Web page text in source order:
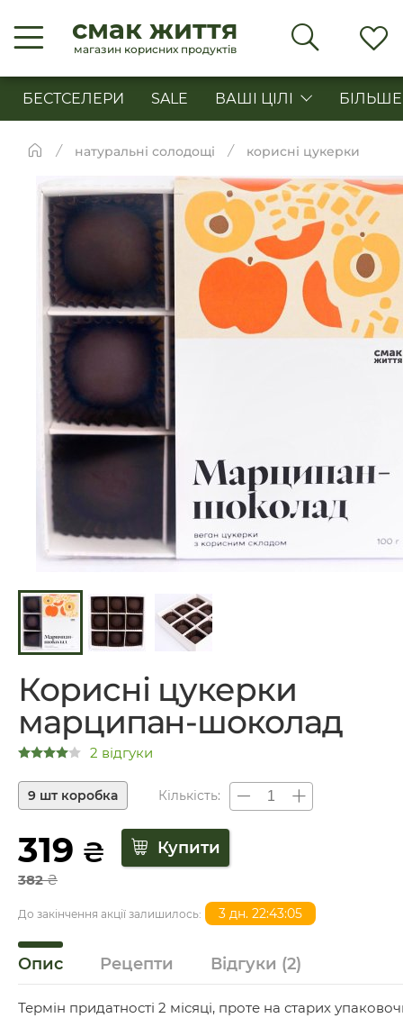
смак життя
магазин корисних продуктів
БЕСТСЕЛЕРИ SALE ВАШІ ЦІЛІ БІЛЬШЕ
натуральні солодощі корисні цукерки
Корисні цукерки
марципан-шоколад
2 відгуки
9 шт коробка Кількість:
319 ₴
382₴
До закінчення акції залишилось: 3 дн. 22:43:05
Опис Рецепти Відгуки (2)
Термін придатності 2 місяці, проте на старих